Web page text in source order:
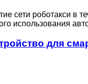
сети роботакси в
использования
для